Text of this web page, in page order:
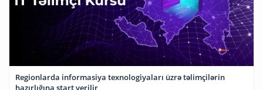
Regionlarda informasiya texnologiyaları üzrə təlimçilərin
hazırlığına start verilir